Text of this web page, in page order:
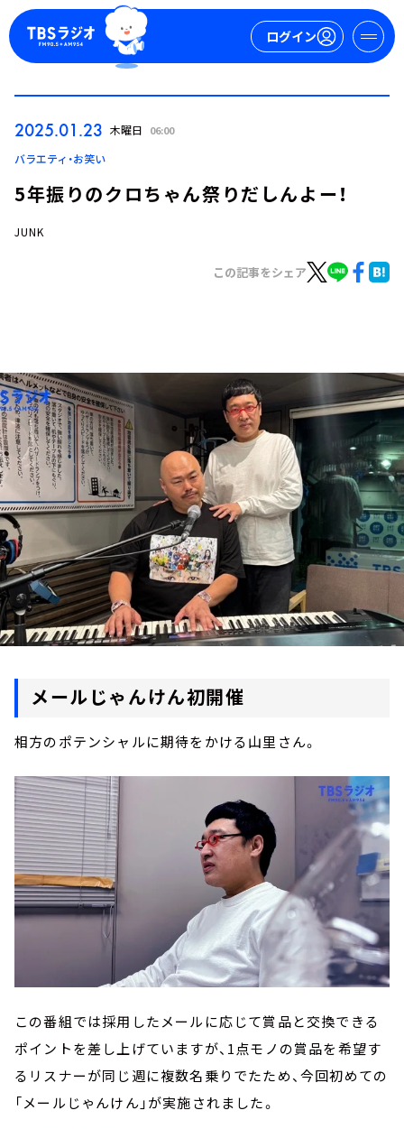
ログイン
ログイン
トピックス
TBS Podcast
お知らせ
イベント・グッズ
YouTube
会社情報
2025.01.23 木曜日 06:00
バラエティ・お笑い
5年振りのクロちゃん祭りだしんよー！
JUNK
この記事をシェア
メールじゃんけん初開催
相方のポテンシャルに期待をかける山里さん。
この番組では採用したメールに応じて賞品と交換できる
ポイントを差し上げていますが、1点モノの賞品を希望す
るリスナーが同じ週に複数名乗りでたため、今回初めての
「メールじゃんけん」が実施されました。